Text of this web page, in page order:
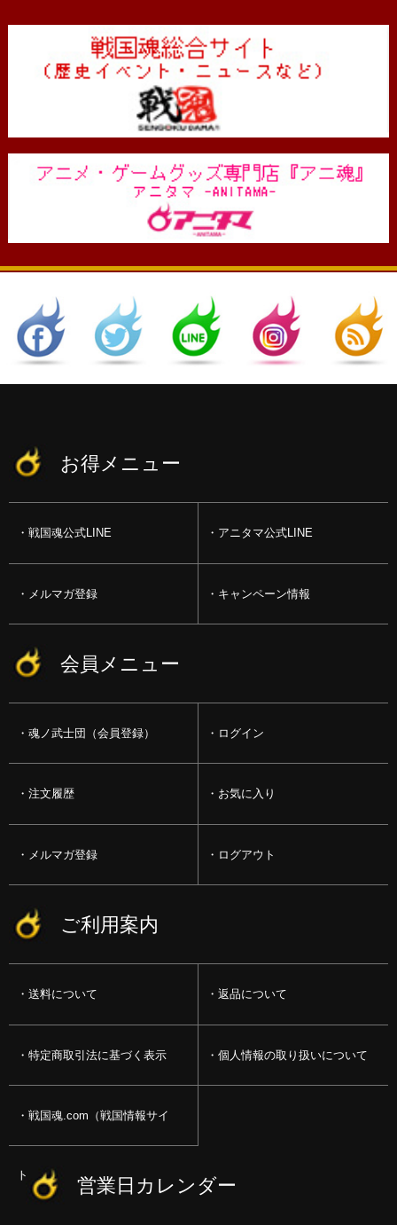
お得メニュー
戦国魂公式LINE アニタマ公式LINE
メルマガ登録 キャンペーン情報
会員メニュー
魂ノ武士団（会員登録） ログイン
注文履歴 お気に入り
メルマガ登録 ログアウト
ご利用案内
送料について 返品について
特定商取引法に基づく表示 個人情報の取り扱いについて
戦国魂.com（戦国情報サイ
ト） 営業日カレンダー